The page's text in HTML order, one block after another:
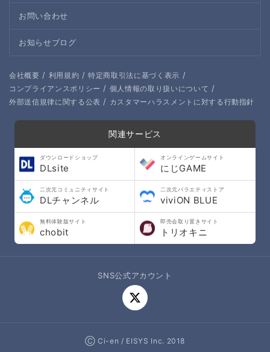
お問い合わせ
お知らせブログ
会社概要 / 利用規約 / 特定商取引法に基づく表示 /
コンプライアンスポリシー / 個人情報の取り扱いについて /
外部送信規律に関する公表 / カスタマーハラスメントに対する行動指針
関連サービス
ダウンロードショップ
DLsite
オンラインゲームサイト
にじGAME
二次元コミュニティサイト
DLチャンネル
二次元バラエティストア
viviON BLUE
無料体験版サイト
chobit
即売会取り置きサイト
トリオキニ
SNS公式アカウント
Ⓒ Ci-en / EISYS Inc. 2018